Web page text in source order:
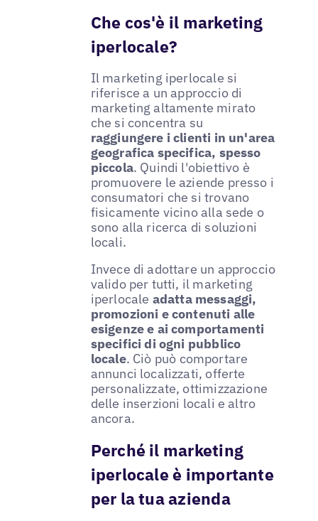
Che cos'è il marketing
iperlocale?
Il marketing iperlocale si
riferisce a un approccio di
marketing altamente mirato
che si concentra su
raggiungere i clienti in un'area
geografica specifica, spesso
piccola. Quindi l'obiettivo è
promuovere le aziende presso i
consumatori che si trovano
fisicamente vicino alla sede o
sono alla ricerca di soluzioni
locali.
Invece di adottare un approccio
valido per tutti, il marketing
iperlocale adatta messaggi,
promozioni e contenuti alle
esigenze e ai comportamenti
specifici di ogni pubblico
locale. Ciò può comportare
annunci localizzati, offerte
personalizzate, ottimizzazione
delle inserzioni locali e altro
ancora.
Perché il marketing
iperlocale è importante
per la tua azienda